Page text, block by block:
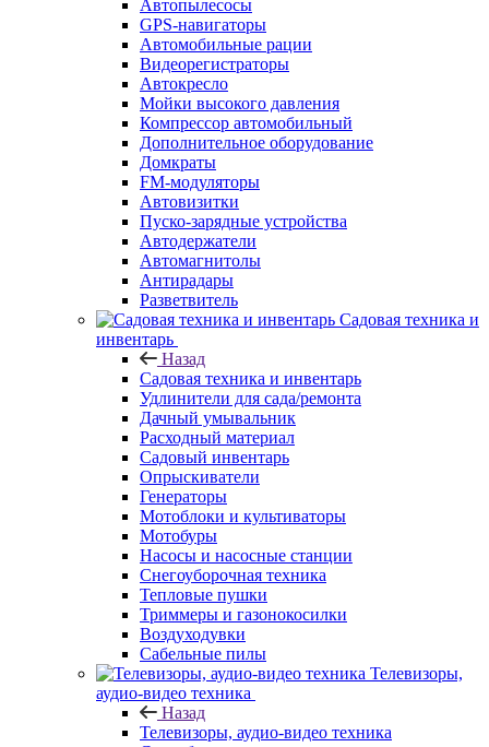
Автопылесосы
GPS-навигаторы
Автомобильные рации
Видеорегистраторы
Автокресло
Мойки высокого давления
Компрессор автомобильный
Дополнительное оборудование
Домкраты
FM-модуляторы
Автовизитки
Пуско-зарядные устройства
Автодержатели
Автомагнитолы
Антирадары
Разветвитель
Садовая техника и
инвентарь
Назад
Садовая техника и инвентарь
Удлинители для сада/ремонта
Дачный умывальник
Расходный материал
Садовый инвентарь
Опрыскиватели
Генераторы
Мотоблоки и культиваторы
Мотобуры
Насосы и насосные станции
Снегоуборочная техника
Тепловые пушки
Триммеры и газонокосилки
Воздуходувки
Сабельные пилы
Телевизоры,
аудио-видео техника
Назад
Телевизоры, аудио-видео техника